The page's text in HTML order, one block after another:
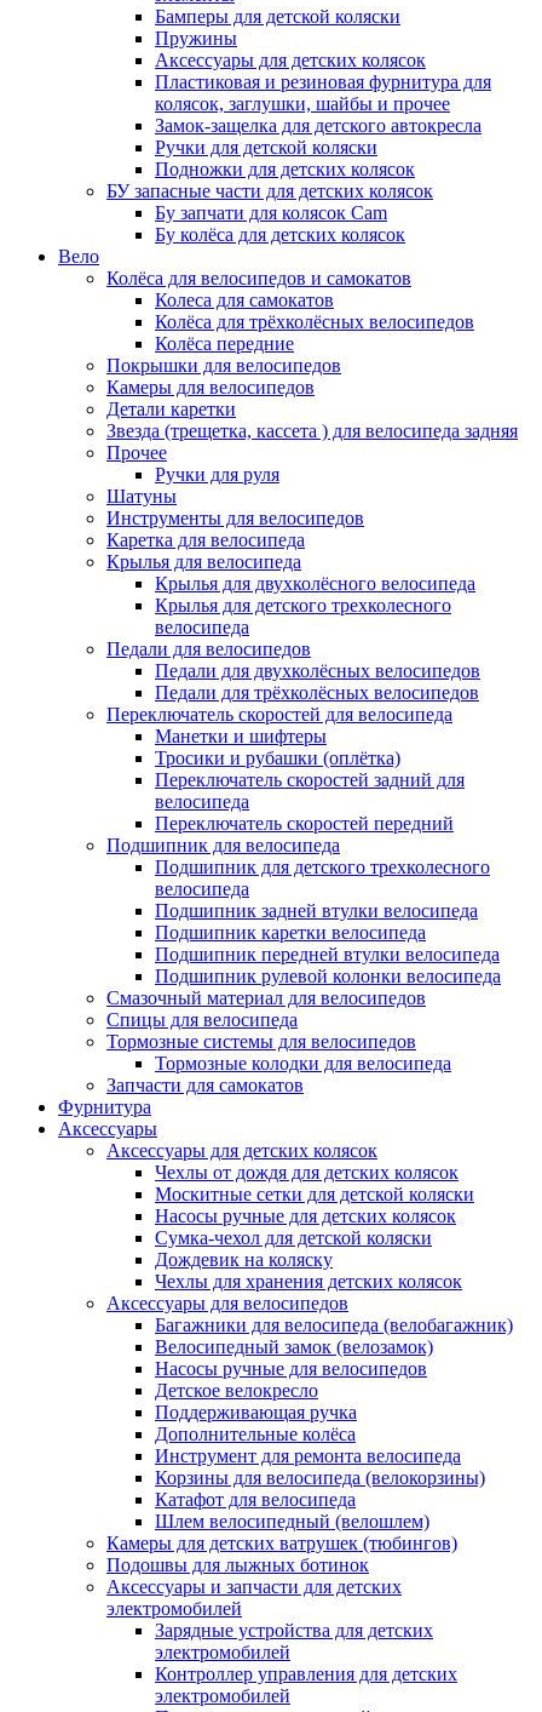
Бамперы для детской коляски
Пружины
Аксессуары для детских колясок
Пластиковая и резиновая фурнитура для
колясок, заглушки, шайбы и прочее
Замок-защелка для детского автокресла
Ручки для детской коляски
Подножки для детских колясок
БУ запасные части для детских колясок
Бу запчати для колясок Cam
Бу колёса для детских колясок
Вело
Колёса для велосипедов и самокатов
Колеса для самокатов
Колёса для трёхколёсных велосипедов
Колёса передние
Покрышки для велосипедов
Камеры для велосипедов
Детали каретки
Звезда (трещетка, кассета ) для велосипеда задняя
Прочее
Ручки для руля
Шатуны
Инструменты для велосипедов
Каретка для велосипеда
Крылья для велосипеда
Крылья для двухколёсного велосипеда
Крылья для детского трехколесного
велосипеда
Педали для велосипедов
Педали для двухколёсных велосипедов
Педали для трёхколёсных велосипедов
Переключатель скоростей для велосипеда
Манетки и шифтеры
Тросики и рубашки (оплётка)
Переключатель скоростей задний для
велосипеда
Переключатель скоростей передний
Подшипник для велосипеда
Подшипник для детского трехколесного
велосипеда
Подшипник задней втулки велосипеда
Подшипник каретки велосипеда
Подшипник передней втулки велосипеда
Подшипник рулевой колонки велосипеда
Смазочный материал для велосипедов
Спицы для велосипеда
Тормозные системы для велосипедов
Тормозные колодки для велосипеда
Запчасти для самокатов
Фурнитура
Аксессуары
Аксессуары для детских колясок
Чехлы от дождя для детских колясок
Москитные сетки для детской коляски
Насосы ручные для детских колясок
Сумка-чехол для детской коляски
Дождевик на коляску
Чехлы для хранения детских колясок
Аксессуары для велосипедов
Багажники для велосипеда (велобагажник)
Велосипедный замок (велозамок)
Насосы ручные для велосипедов
Детское велокресло
Поддерживающая ручка
Дополнительные колёса
Инструмент для ремонта велосипеда
Корзины для велосипеда (велокорзины)
Катафот для велосипеда
Шлем велосипедный (велошлем)
Камеры для детских ватрушек (тюбингов)
Подошвы для лыжных ботинок
Аксессуары и запчасти для детских
электромобилей
Зарядные устройства для детских
электромобилей
Контроллер управления для детских
электромобилей